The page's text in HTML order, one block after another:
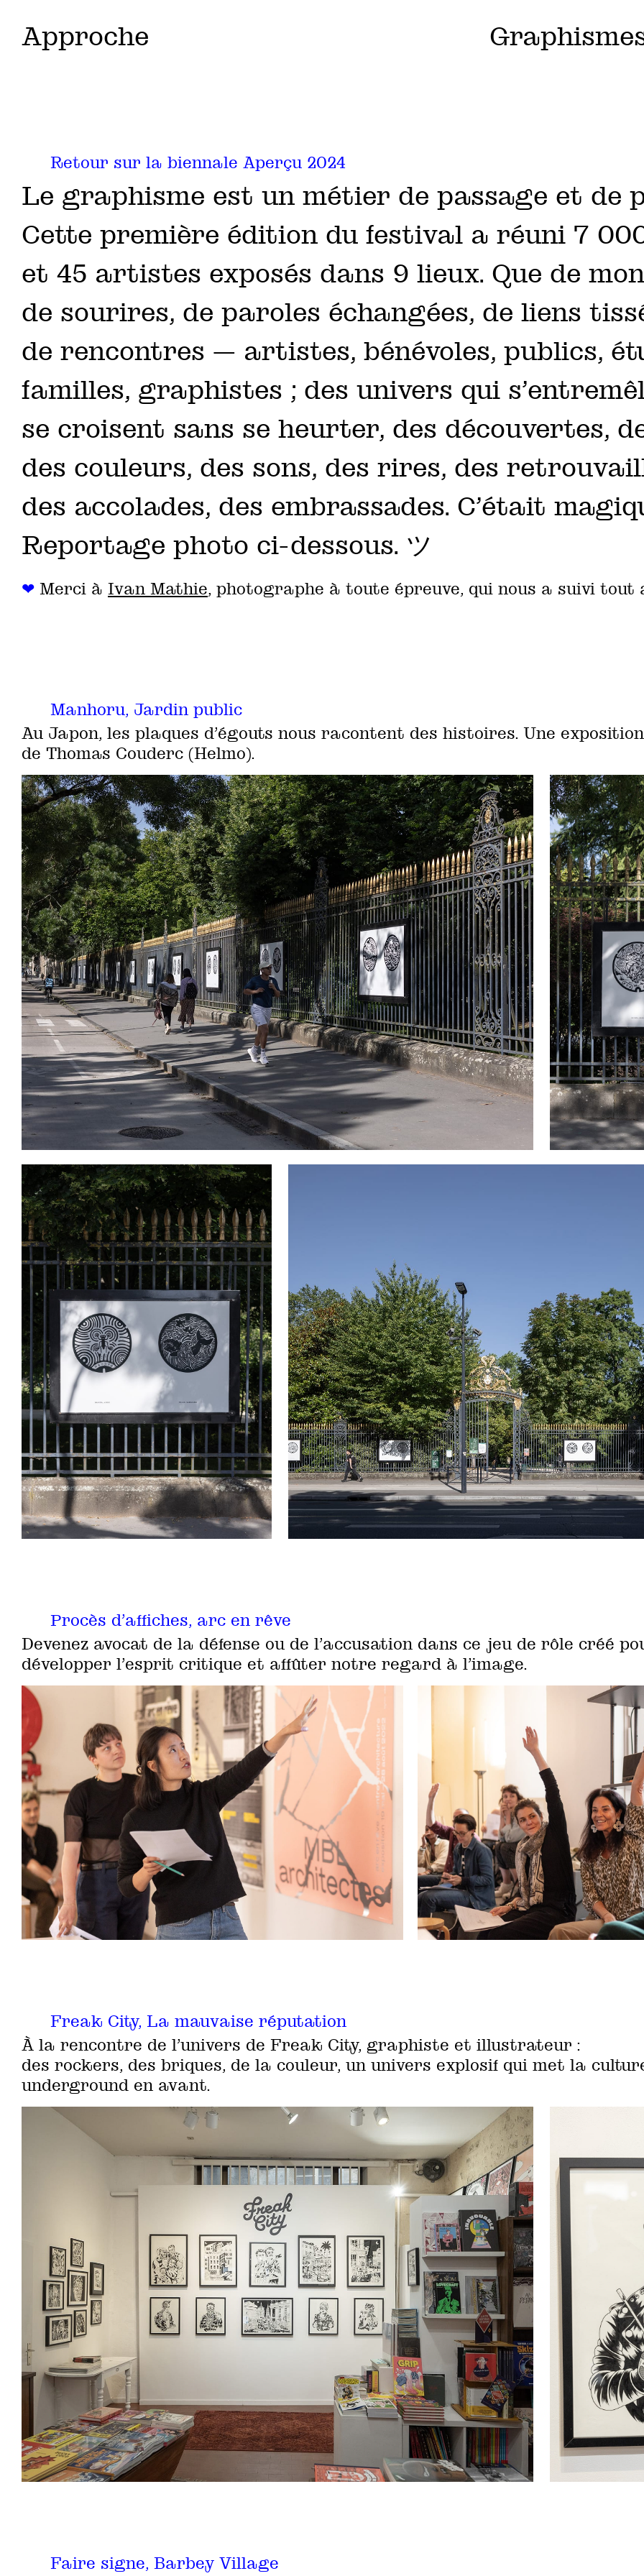
Approche
Retour sur la biennale Aperçu 2024
Le graphisme est un métier de passage et de
Cette première édition du festival a réuni 7
et 45 artistes exposés dans 9 lieux. Que de
de sourires, de paroles échangées, de liens
de rencontres — artistes, bénévoles, publics,
familles, graphistes ; des univers qui
se croisent sans se heurter, des découvertes,
des couleurs, des sons, des rires, des
des accolades, des embrassades… C’était
Reportage photo ci-dessous. ツ
❤ Merci à Ivan Mathie, photographe à toute épreuve, qui nous a suivi tout
Manhoru, Jardin public
Au Japon, les plaques d’égouts nous racontent des histoires… Une exposition
de Thomas Couderc (Helmo).
Procès d’affiches, arc en rêve
Devenez avocat de la défense ou de l’accusation dans ce jeu de rôle créé
développer l’esprit critique et affûter notre regard à l’image.
Freak City, La mauvaise réputation
À la rencontre de l’univers de Freak City, graphiste et illustrateur :
des rockers, des briques, de la couleur, un univers explosif qui met la
underground en avant.
Faire signe, Barbey Village